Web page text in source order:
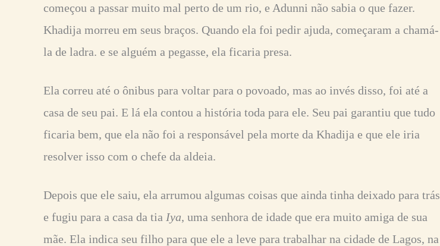
começou a passar muito mal perto de um rio, e Adunni não sabia o que fazer.
Khadija morreu em seus braços. Quando ela foi pedir ajuda, começaram a chamá-
la de ladra. e se alguém a pegasse, ela ficaria presa.
Ela correu até o ônibus para voltar para o povoado, mas ao invés disso, foi até a
casa de seu pai. E lá ela contou a história toda para ele. Seu pai garantiu que tudo
ficaria bem, que ela não foi a responsável pela morte da Khadija e que ele iria
resolver isso com o chefe da aldeia.
Depois que ele saiu, ela arrumou algumas coisas que ainda tinha deixado para trás
e fugiu para a casa da tia Iya, uma senhora de idade que era muito amiga de sua
mãe. Ela indica seu filho para que ele a leve para trabalhar na cidade de Lagos, na